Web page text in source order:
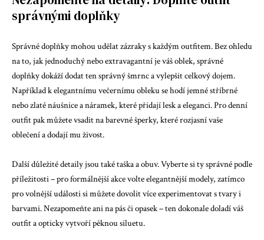
správnými doplňky
Správné doplňky mohou udělat zázraky s každým outfitem. Bez ohledu
na to, jak jednoduchý nebo extravagantní je váš oblek, správné
doplňky dokáží dodat ten správný šmrnc a vylepšit celkový dojem.
Například k elegantnímu večernímu obleku se hodí jemné stříbrné
nebo zlaté náušnice a náramek, které přidají lesk a eleganci. Pro denní
outfit pak můžete vsadit na barevné šperky, které rozjasní vaše
oblečení a dodají mu živost.
Další důležité detaily jsou také taška a obuv. Vyberte si ty správné podle
příležitosti – pro formálnější akce volte elegantnější modely, zatímco
pro volnější události si můžete dovolit více experimentovat s tvary i
barvami. Nezapomeňte ani na pás či opasek – ten dokonale doladí váš
outfit a opticky vytvoří pěknou siluetu.